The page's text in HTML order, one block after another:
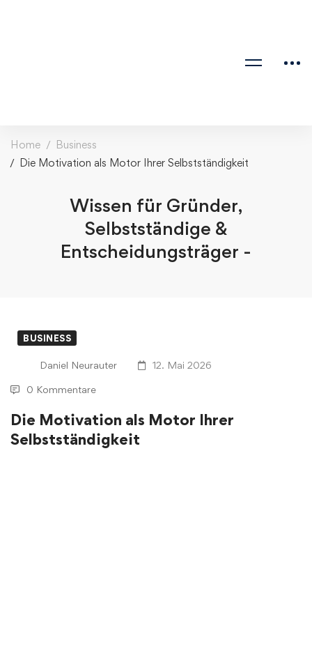
Home
Business
Die Motivation als Motor Ihrer Selbstständigkeit
Wissen für Gründer,
Selbstständige &
Entscheidungsträger -
BUSINESS
Daniel Neurauter 12. Mai 2026
0 Kommentare
Die Motivation als Motor Ihrer
Selbstständigkeit